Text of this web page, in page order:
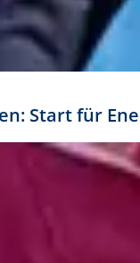
Start für